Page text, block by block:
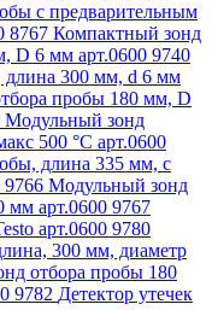
с предварительным
8767 Компактный зонд
D 6 мм арт.0600 9740
длина 300 мм, d 6 мм
пробы 180 мм, D
Модульный зонд
500 °C арт.0600
длина 335 мм, с
Модульный зонд
мм арт.0600 9767
арт.0600 9780
300 мм, диаметр
отбора пробы 180
9782 Детектор утечек